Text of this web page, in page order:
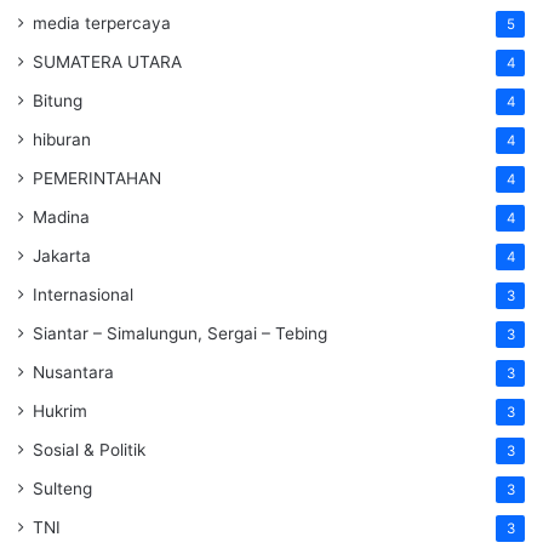
media terpercaya 5
SUMATERA UTARA 4
Bitung 4
hiburan 4
PEMERINTAHAN 4
Madina 4
Jakarta 4
Internasional 3
Siantar – Simalungun, Sergai – Tebing 3
Nusantara 3
Hukrim 3
Sosial & Politik 3
Sulteng 3
TNI 3